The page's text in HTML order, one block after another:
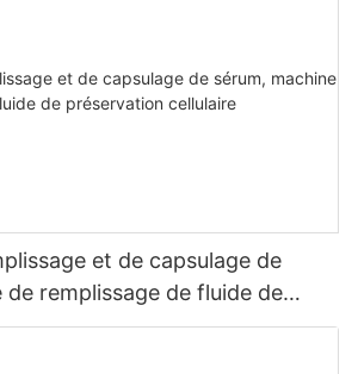
et de capsulage de
de remplissage de fluide de